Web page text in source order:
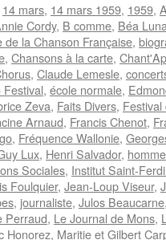
14 mars, 14 mars 1959, 1959,
Cordy, B comme, Béa
de la Chanson Française,
, Chansons à la carte,
, Claude Lemesle,
Festival, école normale,
Zeva, Faits Divers,
Arnaud, Francis Chenot,
, Fréquence Wallonie,
Lux, Henri Salvador,
Sociales, Institut Saint-
Foulquier, Jean-Loup Viseur,
, journaliste, Julos Beaucarne
Perraud, Le Journal de Mons,
Honorez, Maritie et Gilbert